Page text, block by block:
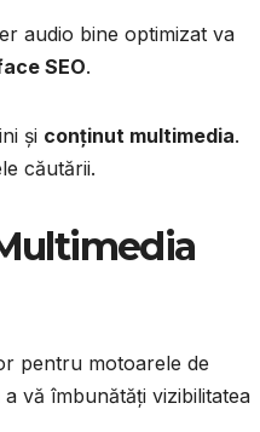
audio bine optimizat va
SEO.
și conținut multimedia.
căutării.
pentru motoarele de
vă îmbunătăți vizibilitatea